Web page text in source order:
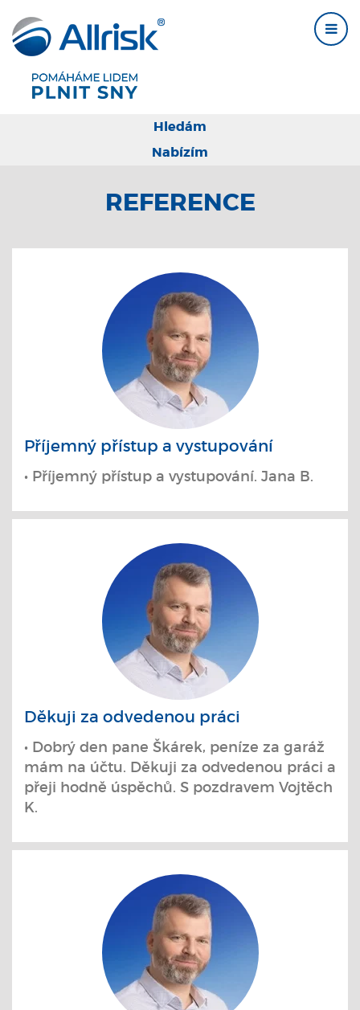
Hledám
Nabízím
REFERENCE
Příjemný přístup a vystupování
• Příjemný přístup a vystupování. Jana B.
Děkuji za odvedenou práci
• Dobrý den pane Škárek, peníze za garáž
mám na účtu. Děkuji za odvedenou práci a
přeji hodně úspěchů. S pozdravem Vojtěch
K.